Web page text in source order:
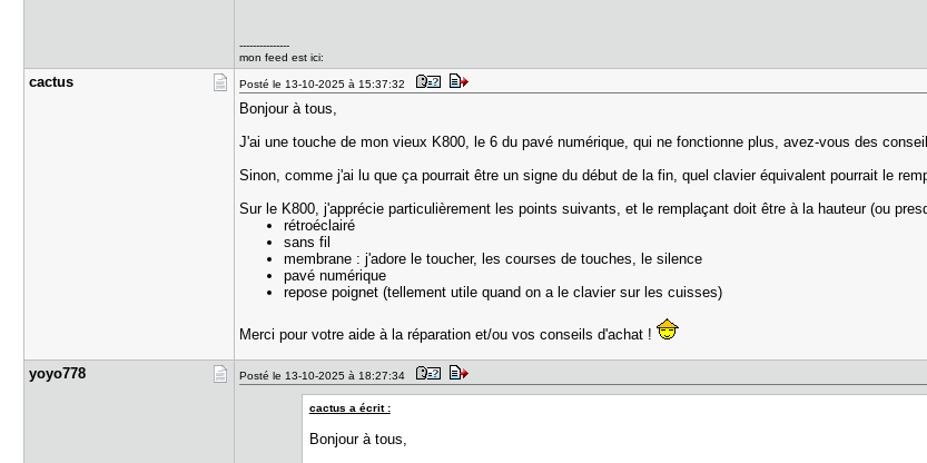
---------------
mon feed est ici:
cactus Posté le 13-10-2025 à 15:37:32
Bonjour à tous,
J'ai une touche de mon vieux K800, le 6 du pavé numérique, qui ne fonctionne plus, avez-vous des
Sinon, comme j'ai lu que ça pourrait être un signe du début de la fin, quel clavier équivalent pourrait le
Sur le K800, j'apprécie particulièrement les points suivants, et le remplaçant doit être à la hauteur (ou
rétroéclairé
sans fil
membrane : j'adore le toucher, les courses de touches, le silence
pavé numérique
repose poignet (tellement utile quand on a le clavier sur les cuisses)
Merci pour votre aide à la réparation et/ou vos conseils d'achat !
yoyo778 Posté le 13-10-2025 à 18:27:34
cactus a écrit :
Bonjour à tous,